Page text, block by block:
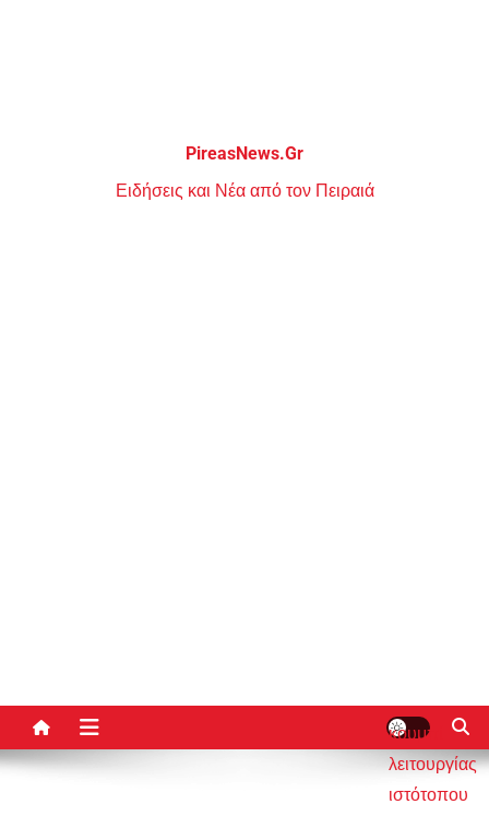
PireasNews.Gr
Ειδήσεις και Νέα από τον Πειραιά
κουμπί
λειτουργίας
ιστότοπου